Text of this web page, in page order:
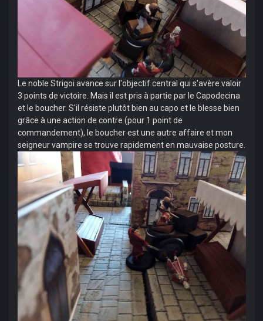
Le noble Strigoi avance sur l'objectif central qui s'avère valoir
3 points de victoire. Mais il est pris à partie par le Capodecina
et le boucher. S'il résiste plutôt bien au capo et le blesse bien
grâce à une action de contre (pour 1 point de
commandement), le boucher est une autre affaire et mon
seigneur vampire se trouve rapidement en mauvaise posture.